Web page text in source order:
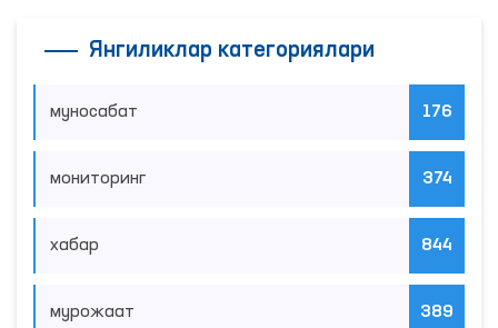
Янгиликлар категориялари
муносабат 176
мониторинг 374
хабар 844
мурожаат 389